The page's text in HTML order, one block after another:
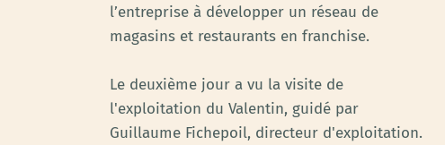
l’entreprise à développer un réseau de
magasins et restaurants en franchise.
Le deuxième jour a vu la visite de
l'exploitation du Valentin, guidé par
Guillaume Fichepoil, directeur d'exploitation.